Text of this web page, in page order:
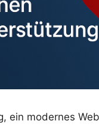
ein modernes